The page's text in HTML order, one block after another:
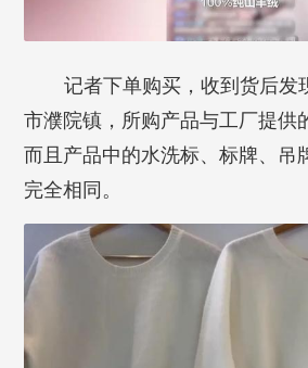
记者下单购买，收到货后发
市濮院镇，所购产品与工厂提供
而且产品中的水洗标、标牌、吊
完全相同。